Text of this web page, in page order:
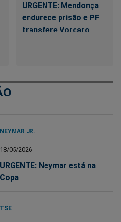
URGENTE: Mendonça
endurece prisão e PF
transfere Vorcaro
NEYMAR JR.
18/05/2026
URGENTE: Neymar está na
Copa
TSE